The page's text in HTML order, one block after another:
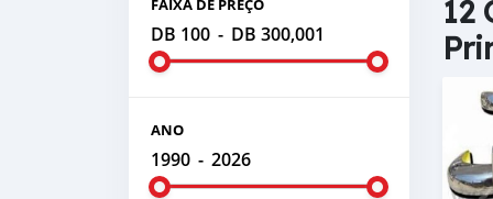
FAIXA DE PREÇO
DB 100 - DB 300,001
ANO
1990 - 2026
12